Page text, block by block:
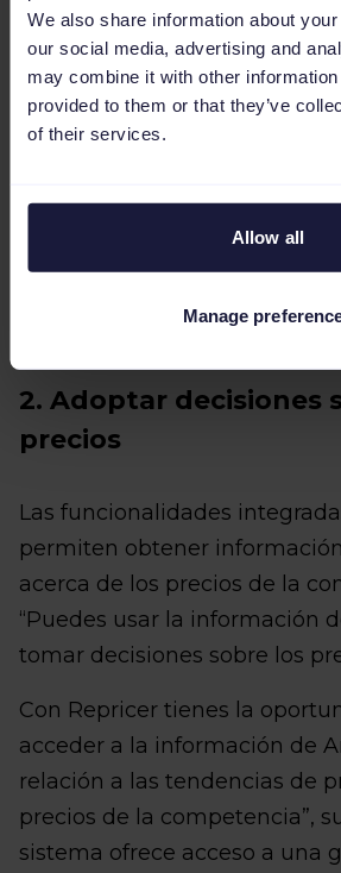
We also share information about
our social media, advertising and
may combine it with other information
provided to them or that they’ve
of their services.
Allow all
Manage
compras en Amazon se
Buy Box. Si no usas Repricer,
perdiendo una parte
Para más información sobre
Saber más sobre los
mis productos en Amazon.
2. Adoptar decisiones
precios
Las funcionalidades
permiten obtener
acerca de los precios de la
“Puedes usar la información
tomar decisiones sobre los
Con Repricer tienes la
acceder a la información de
relación a las tendencias de
precios de la competencia”,
sistema ofrece acceso a una